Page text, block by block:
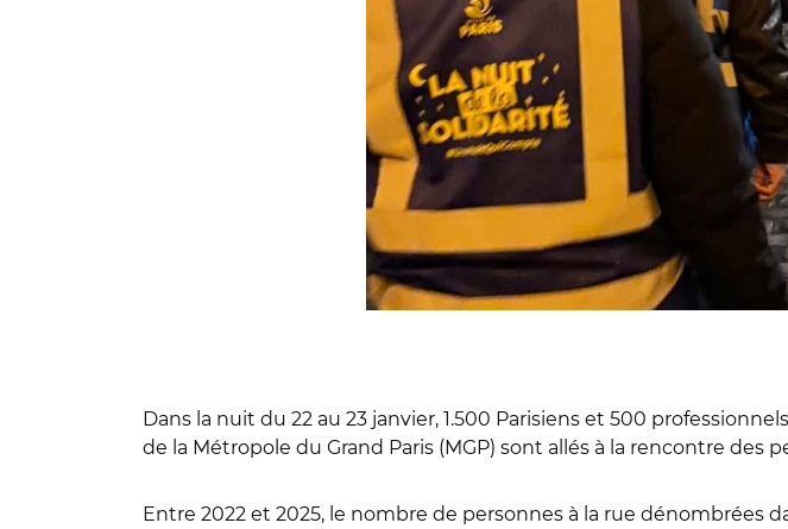
Dans la nuit du 22 au 23 janvier, 1.500 Parisiens et 500
de la Métropole du Grand Paris (MGP) sont allés à la rencontre
Entre 2022 et 2025, le nombre de personnes à la rue dénombrées